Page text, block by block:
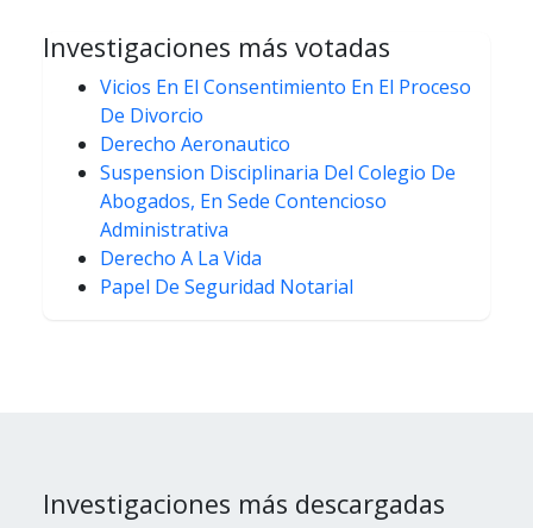
Investigaciones más votadas
Vicios En El Consentimiento En El Proceso
De Divorcio
Derecho Aeronautico
Suspension Disciplinaria Del Colegio De
Abogados, En Sede Contencioso
Administrativa
Derecho A La Vida
Papel De Seguridad Notarial
Investigaciones más descargadas